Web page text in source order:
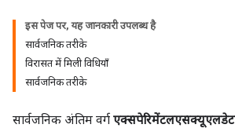
इस पेज पर, यह जानकारी उपलब्ध है
सार्वजनिक तरीके
विरासत में मिली विधियाँ
सार्वजनिक तरीके
सार्वजनिक अंतिम वर्ग